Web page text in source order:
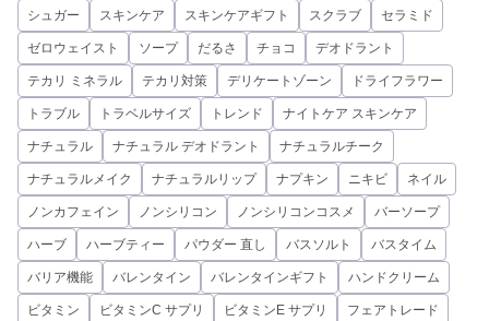
シュガー スキンケア スキンケアギフト スクラブ セラミド
ゼロウェイスト ソープ だるさ チョコ デオドラント
テカリ ミネラル テカリ対策 デリケートゾーン ドライフラワー
トラブル トラベルサイズ トレンド ナイトケア スキンケア
ナチュラル ナチュラル デオドラント ナチュラルチーク
ナチュラルメイク ナチュラルリップ ナプキン ニキビ ネイル
ノンカフェイン ノンシリコン ノンシリコンコスメ バーソープ
ハーブ ハーブティー パウダー 直し バスソルト バスタイム
バリア機能 バレンタイン バレンタインギフト ハンドクリーム
ビタミン ビタミンC サプリ ビタミンE サプリ フェアトレード